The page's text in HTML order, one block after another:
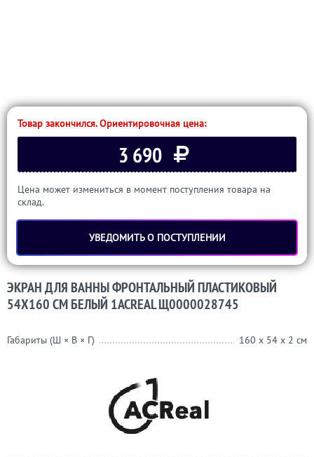
Товар закончился. Ориентировочная цена:
3 690
Цена может измениться в момент поступления товара на
склад.
УВЕДОМИТЬ О ПОСТУПЛЕНИИ
ЭКРАН ДЛЯ ВАННЫ ФРОНТАЛЬНЫЙ ПЛАСТИКОВЫЙ
54Х160 СМ БЕЛЫЙ 1ACREAL Щ0000028745
Габариты (Ш × В × Г) 160 x 54 x 2 см